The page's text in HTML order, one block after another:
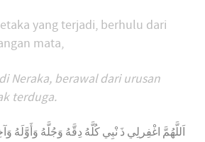
yang terjadi, berhulu dari
mata,
Neraka, berawal dari urusan
terduga.
اَللَّهُمَّ اغْفِرلِي ذَ نْبِي كُلَّهُ دِقَّهُ وَجُلَّهُ وَأَوَّلَهُ